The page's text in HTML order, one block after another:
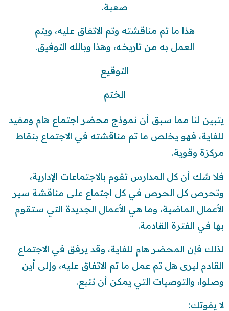
صعبة.
هذا ما تم مناقشته وتم الاتفاق عليه، ويتم
العمل به من تاريخه، وهذا وبالله التوفيق.
التوقيع
الختم
يتبين لنا مما سبق أن نموذج محضر اجتماع هام ومفيد
للغاية، فهو يخلص ما تم مناقشته في الاجتماع بنقاط
مركزة وقوية.
فلا شك أن كل المدارس تقوم بالاجتماعات الإدارية،
وتحرص كل الحرص في كل اجتماع على مناقشة سير
الأعمال الماضية، وما هي الأعمال الجديدة التي ستقوم
بها في الفترة القادمة.
لذلك فإن المحضر هام للغاية، وقد يرفق في الاجتماع
القادم ليرى هل تم عمل ما تم الاتفاق عليه، وإلى أين
وصلوا، والتوصيات التي يمكن أن تتبع.
لا يفوتك: